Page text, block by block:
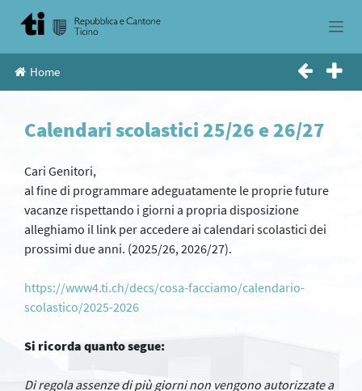
Home
Calendari scolastici 25/26 e 26/27
Cari Genitori,
al fine di programmare adeguatamente le proprie future
vacanze rispettando i giorni a propria disposizione
alleghiamo il link per accedere ai calendari scolastici dei
prossimi due anni. (2025/26, 2026/27).
https://www4.ti.ch/decs/cosa-facciamo/calendario-
scolastico/2025-2026
Si ricorda quanto segue:
Di regola assenze di più giorni non vengono autorizzate a